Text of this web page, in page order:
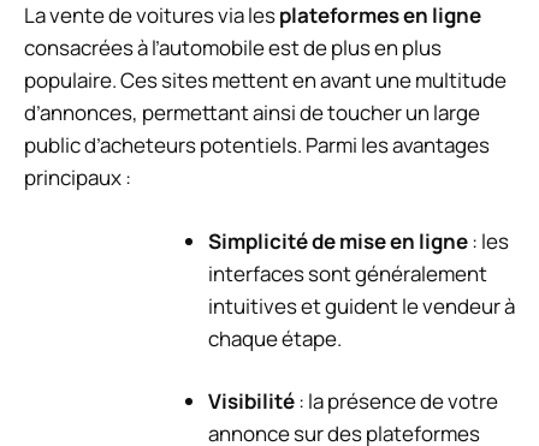
La vente de voitures via lesplateformes en ligne
consacrées à l’automobile est de plus en plus
populaire. Ces sites mettent en avant une multitude
d’annonces, permettant ainsi de toucher un large
public d’acheteurs potentiels. Parmi les avantages
principaux :
Simplicité de mise en ligne: les
interfaces sont généralement
intuitives et guident le vendeur à
chaque étape.
Visibilité: la présence de votre
annonce sur des plateformes